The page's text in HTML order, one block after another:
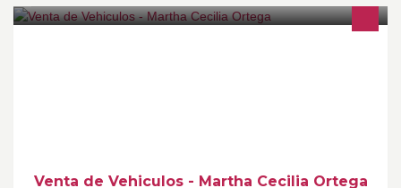
Venta de Vehiculos - Martha Cecilia Ortega